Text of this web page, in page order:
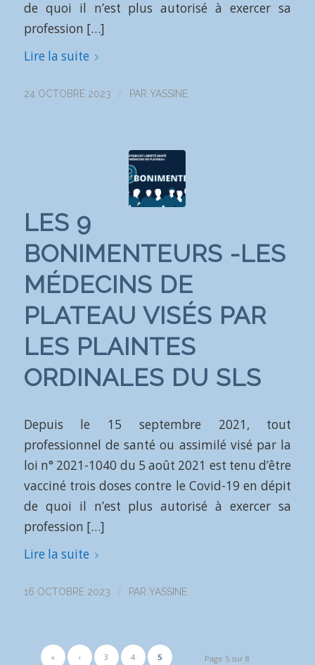
de quoi il n’est plus autorisé à exercer sa
profession […]
Lire la suite
24 OCTOBRE 2023 / PAR YASSINE
LES 9
BONIMENTEURS -LES
MÉDECINS DE
PLATEAU VISÉS PAR
LES PLAINTES
ORDINALES DU SLS
Depuis le 15 septembre 2021, tout
professionnel de santé ou assimilé visé par la
loi n° 2021-1040 du 5 août 2021 est tenu d’être
vacciné trois doses contre le Covid-19 en dépit
de quoi il n’est plus autorisé à exercer sa
profession […]
Lire la suite
16 OCTOBRE 2023 / PAR YASSINE
Page 5 sur 8
« ‹ 3 4 5